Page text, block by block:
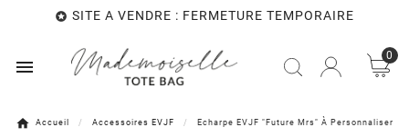
 SITE A VENDRE : FERMETURE TEMPORAIRE

0
Accueil Accessoires EVJF Echarpe EVJF "Future Mrs" À Personnaliser